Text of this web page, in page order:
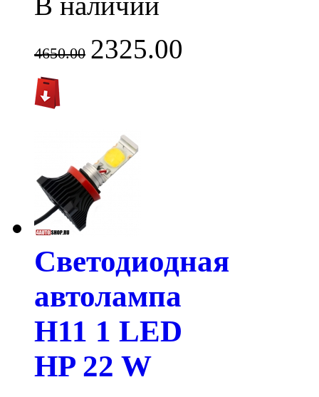
4650.00 2325.00
Светодиодная
автолампа
H11 1 LED
HP 22 W